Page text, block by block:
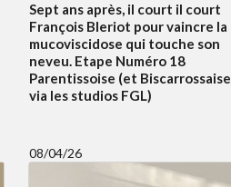
Sept ans après, il court il court
François Bleriot pour vaincre la
mucoviscidose qui touche son
neveu. Etape Numéro 18
Parentissoise (et Biscarrossaise
via les studios FGL)
08/04/26